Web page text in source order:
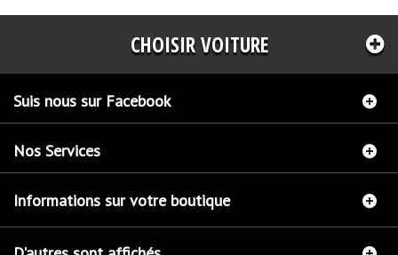
CHOISIR VOITURE
Suis nous sur Facebook
Nos Services
Informations sur votre boutique